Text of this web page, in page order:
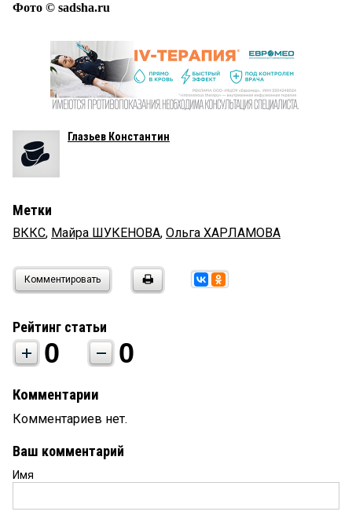
Фото © sadsha.ru
Глазьев Константин
Метки
ВККС, Майра ШУКЕНОВА, Ольга ХАРЛАМОВА
Комментировать
Рейтинг статьи
0 0
Комментарии
Комментариев нет.
Ваш комментарий
Имя